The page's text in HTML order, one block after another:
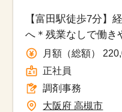
【富田駅徒歩7分】
へ＊残業なしで働き
月額（総額）
正社員
調剤事務
大阪府 高槻市